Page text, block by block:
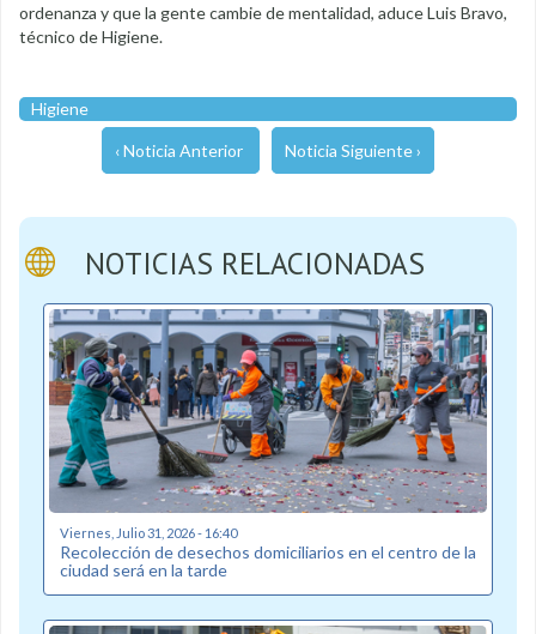
ordenanza y que la gente cambie de mentalidad, aduce Luis Bravo,
técnico de Higiene.
Higiene
‹ Noticia Anterior Noticia Siguiente ›
NOTICIAS RELACIONADAS
Viernes, Julio 31, 2026 - 16:40
Recolección de desechos domiciliarios en el centro de la
ciudad será en la tarde